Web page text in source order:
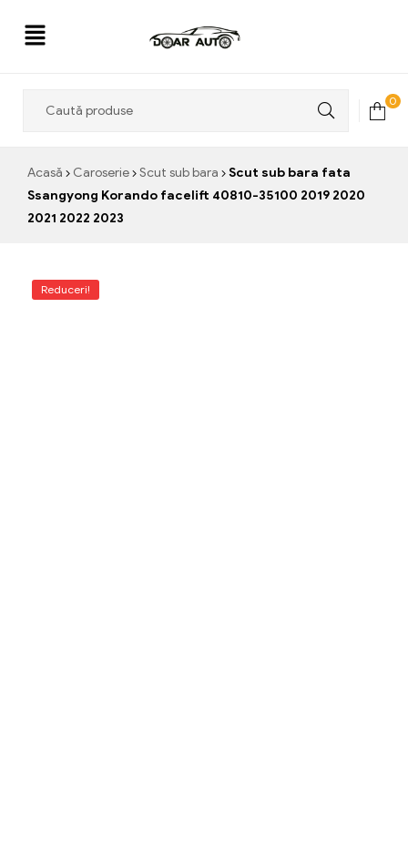
0
Acasă Caroserie Scut sub bara
Scut sub bara fata
Ssangyong Korando facelift 40810-35100 2019 2020
2021 2022 2023
Reduceri!